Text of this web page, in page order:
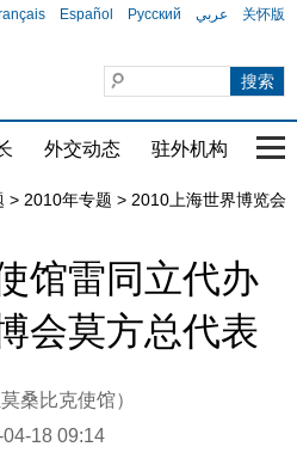
Español Русский عربي 关怀版
外交动态 驻外机构 国
> 2010年专题 > 2010上海世界博览会
馆雷同立代办
会莫方总代表
桑比克使馆）
04-18 09:14